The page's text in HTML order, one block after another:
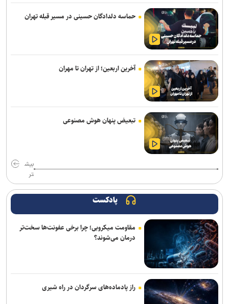
خبرنگاران، روایتگران حقیقت و همراهان توسعه آموزش و سلامت در
روزهای دشوار هستند
وزیر علوم: خبرنگاران در طول جنگ فقط روایتگر خسارت‌ها نبودند
استکبار ستیزی در اندیشه رهبر شهید هدف راهبردی بود/ یازدهمین
اجلاسیه بین‌المللی «مجاهدان در غربت» برگزار می‌شود
بازگشت کاروان‌های دانشجویی دانشگاه آزاد تهران جنوب از پیاده‌روی
اربعین حسینی
محدودیت تجهیزات و مواد مصرفی؛ مانع افزایش بی‌ضابطه ظرفیت
دانشجویان دندانپزشکی
بررسی راهکار‌های تاب آوری و خدمات مستمر آب در شرایط جنگی
گام بلند جهاددانشگاهی برای رفع ناترازی انرژی با بومی‌سازی اینورترهای
توان‌بالا/ بازتعریف مشاغل؛ راهکار موثر برای خروج از بن‌بست اشتغال+
فیلم
هوش مصنوعی می‌تواند به ایجاد واکسن‌های سرطان شخصی‌سازی‌شده‌تر
کمک کند
بررسی آسیب‌پذیری هزار شهر ایران در برابر آلودگی هوا
حماسه دلدادگان حسینی در مسیر قبله تهران
آخرین اربعین؛ از تهران تا مهران
تبعیض پنهان هوش مصنوعی
بیش
تر
پادکست
مقاومت میکروبی؛ چرا برخی عفونت‌ها سخت‌تر
درمان می‌شوند؟
راز پادماده‌های سرگردان در راه شیری